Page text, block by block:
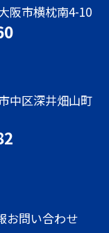
阪市横枕南4-10
中区深井畑山町
お問い合わせ